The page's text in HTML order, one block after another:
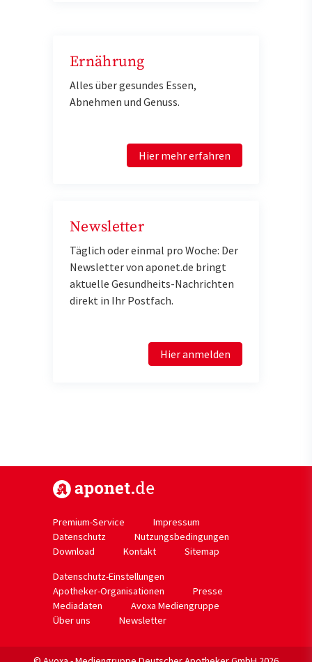
Ernährung
Alles über gesundes Essen,
Abnehmen und Genuss.
Hier mehr erfahren
Newsletter
Täglich oder einmal pro Woche: Der
Newsletter von aponet.de bringt
aktuelle Gesundheits-Nachrichten
direkt in Ihr Postfach.
Hier anmelden
Premium-Service
Impressum
Datenschutz
Nutzungsbedingungen
Download
Kontakt
Sitemap
Datenschutz-Einstellungen
Apotheker-Organisationen
Presse
Mediadaten
Avoxa Mediengruppe
Über uns
Newsletter